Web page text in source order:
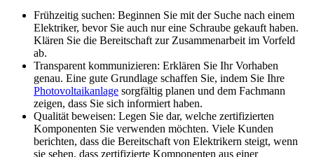
Frühzeitig suchen: Beginnen Sie mit der Suche nach einem
Elektriker, bevor Sie auch nur eine Schraube gekauft haben.
Klären Sie die Bereitschaft zur Zusammenarbeit im Vorfeld
ab.
Transparent kommunizieren: Erklären Sie Ihr Vorhaben
genau. Eine gute Grundlage schaffen Sie, indem Sie Ihre
Photovoltaikanlage sorgfältig planen und dem Fachmann
zeigen, dass Sie sich informiert haben.
Qualität beweisen: Legen Sie dar, welche zertifizierten
Komponenten Sie verwenden möchten. Viele Kunden
berichten, dass die Bereitschaft von Elektrikern steigt, wenn
sie sehen, dass zertifizierte Komponenten aus einer